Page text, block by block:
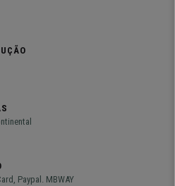
Paypal. MBWAY